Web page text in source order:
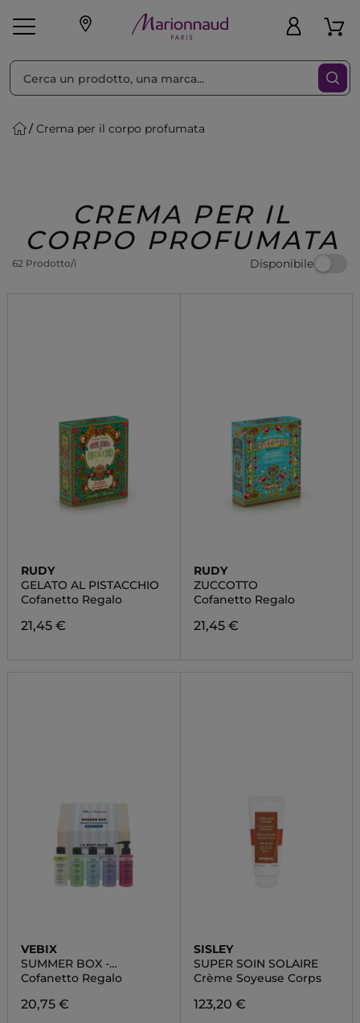
Make-up Profumi
Regalo
Crema per il corpo profumata
CREMA PER IL
CORPO PROFUMATA
62 Prodotto/i Disponibile
Ordina per Filtra
RUDY
GELATO AL PISTACCHIO
Cofanetto Regalo
21,45 €
RUDY
ZUCCOTTO
Cofanetto Regalo
21,45 €
VEBIX
SUMMER BOX -
EDIZIONE LIMITATA
Cofanetto Regalo
20,75 €
SISLEY
SUPER SOIN SOLAIRE
Crème Soyeuse Corps
123,20 €